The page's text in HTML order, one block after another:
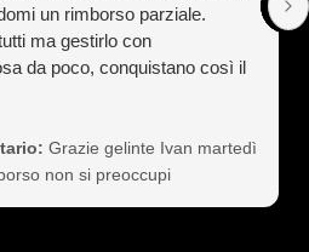
un rimborso parziale.
ma gestirlo con
da poco, conquistano così il
consigliati
Grazie gelinte Ivan martedì
non si preoccupi